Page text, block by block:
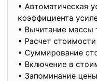
• Автоматическая
коэффициента
• Вычитание массы
• Расчет
• Суммирование
• Включение в
• Запоминание